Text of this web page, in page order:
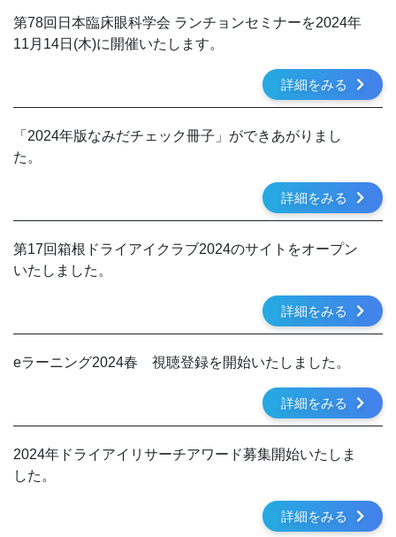
第78回日本臨床眼科学会 ランチョンセミナーを2024年
11月14日(木)に開催いたします。
詳細をみる
「2024年版なみだチェック冊子」ができあがりまし
た。
詳細をみる
第17回箱根ドライアイクラブ2024のサイトをオープン
いたしました。
詳細をみる
eラーニング2024春 視聴登録を開始いたしました。
詳細をみる
2024年ドライアイリサーチアワード募集開始いたしま
した。
詳細をみる